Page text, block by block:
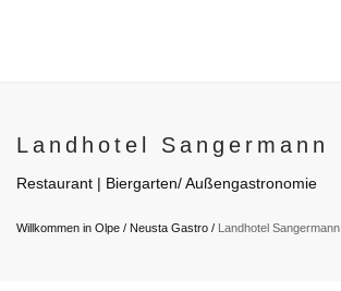
Landhotel Sangermann
Restaurant | Biergarten/ Außengastronomie
Willkommen in Olpe / Neusta Gastro / Landhotel Sangermann